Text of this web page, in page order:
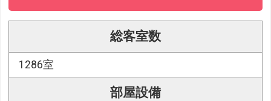
総客室数
1286室
部屋設備